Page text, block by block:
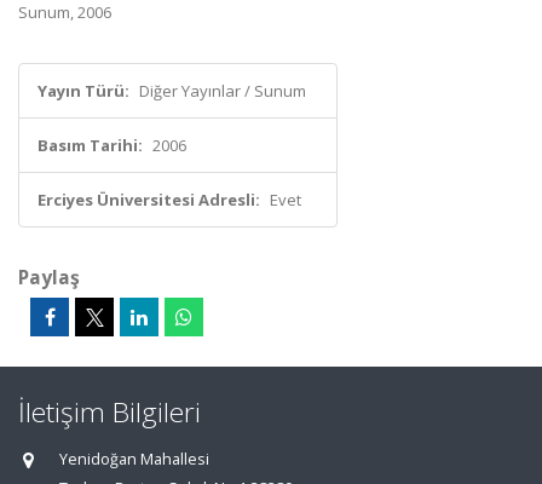
Sunum, 2006
Yayın Türü: Diğer Yayınlar / Sunum
Basım Tarihi: 2006
Erciyes Üniversitesi Adresli: Evet
Paylaş
İletişim Bilgileri
Yenidoğan Mahallesi